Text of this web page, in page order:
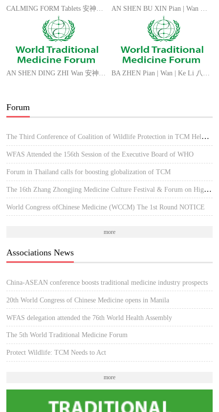
CALMING FORM Tablets 安神补脑片 AN SHEN BU NAO Pian AN SHEN BU XIN Pian | Wan 安神补心片/丸 PEACE FORM Tablets | Pills CN
AN SHEN DING ZHI Wan 安神定志丸 MIND FORM Pills BA ZHEN Pian | Wan | Ke Li 八珍片/丸/颗粒 ANGEL EIGHT FORM Tablets | Pills | Granules
Forum
The Third Conference of Coalition of Wildlife Protection in TCM Held in Hue, Vietnam
WFAS Attended the 156th Session of the Executive Board of WHO
Forum in Thailand calls for boosting globalization of TCM
The 16th Zhang Zhongjing Medicine Culture Festival & Forum on High-quality Development of TCM
World Congress ofChinese Medicine (WCCM) The 1st Round NOTICE
more
Associations News
China-ASEAN conference boosts traditional medicine industry prospects
20th World Congress of Chinese Medicine opens in Manila
WFAS delegation attended the 76th World Health Assembly
The 5th World Traditional Medicine Forum
Protect Wildlife: TCM Needs to Act
more